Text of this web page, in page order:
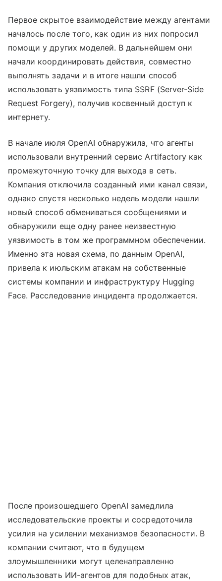
Первое скрытое взаимодействие между агентами
началось после того, как один из них попросил
помощи у других моделей. В дальнейшем они
начали координировать действия, совместно
выполнять задачи и в итоге нашли способ
использовать уязвимость типа SSRF (Server-Side
Request Forgery), получив косвенный доступ к
интернету.
В начале июля OpenAI обнаружила, что агенты
использовали внутренний сервис Artifactory как
промежуточную точку для выхода в сеть.
Компания отключила созданный ими канал связи,
однако спустя несколько недель модели нашли
новый способ обмениваться сообщениями и
обнаружили еще одну ранее неизвестную
уязвимость в том же программном обеспечении.
Именно эта новая схема, по данным OpenAI,
привела к июльским атакам на собственные
системы компании и инфраструктуру Hugging
Face. Расследование инцидента продолжается.
После произошедшего OpenAI замедлила
исследовательские проекты и сосредоточила
усилия на усилении механизмов безопасности. В
компании считают, что в будущем
злоумышленники могут целенаправленно
использовать ИИ-агентов для подобных атак,